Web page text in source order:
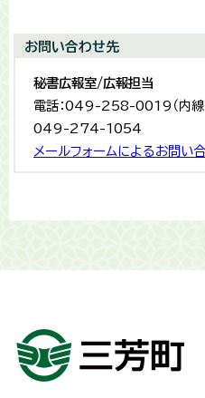
お問い合わせ先
秘書広報室/広報担当
電話：049-258-0019（内
049-274-1054
メールフォームによるお問い